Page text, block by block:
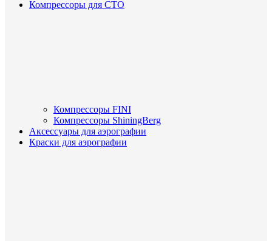
Компрессоры для СТО
Компрессоры FINI
Компрессоры ShiningBerg
Аксессуары для аэрографии
Краски для аэрографии